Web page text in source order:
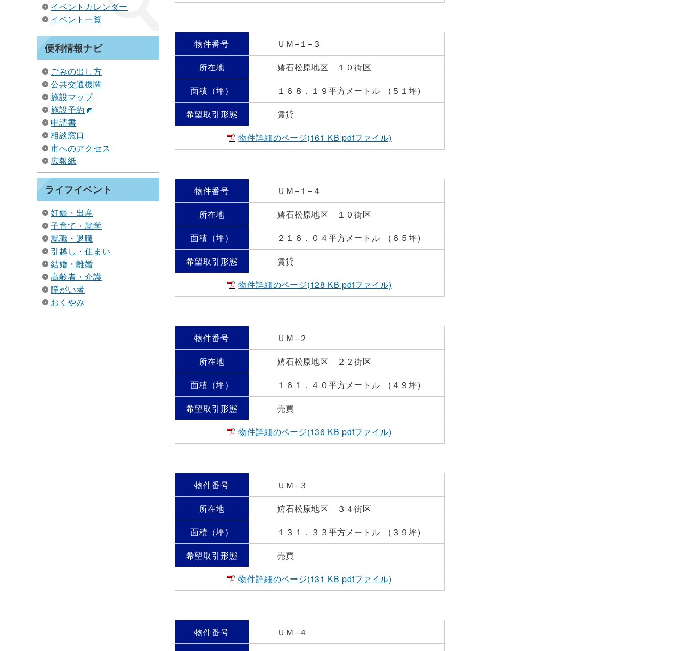
イベントカレンダー
イベント一覧
便利情報ナビ
ごみの出し方
公共交通機関
施設マップ
施設予約
申請書
相談窓口
市へのアクセス
広報紙
ライフイベント
妊娠・出産
子育て・就学
就職・退職
引越し・住まい
結婚・離婚
高齢者・介護
障がい者
おくやみ
物件番号
ＵＭ−１−３
所在地
嬉石松原地区 １０街区
面積（坪）
１６８．１９平方メートル (５１坪)
希望取引形態
賃貸
物件詳細のページ(161 KB pdfファイル)
物件番号
ＵＭ−１−４
所在地
嬉石松原地区 １０街区
面積（坪）
２１６．０４平方メートル (６５坪)
希望取引形態
賃貸
物件詳細のページ(128 KB pdfファイル)
物件番号
ＵＭ−２
所在地
嬉石松原地区 ２２街区
面積（坪）
１６１．４０平方メートル (４９坪)
希望取引形態
売買
物件詳細のページ(136 KB pdfファイル)
物件番号
ＵＭ−３
所在地
嬉石松原地区 ３４街区
面積（坪）
１３１．３３平方メートル (３９坪)
希望取引形態
売買
物件詳細のページ(131 KB pdfファイル)
物件番号
ＵＭ−４